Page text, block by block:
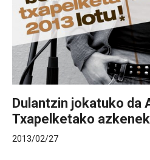
Dulantzin jokatuko da
Txapelketako
2013/02/27